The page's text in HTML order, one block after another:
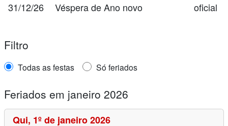
31/12/26
Véspera de Ano novo oficial
Filtro
Todas as festas Só feriados
Feriados em janeiro 2026
Qui, 1º de janeiro 2026